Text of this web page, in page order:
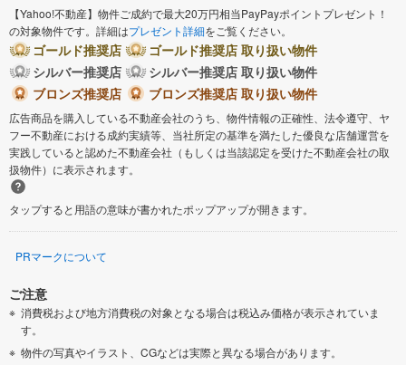
【Yahoo!不動産】物件ご成約で最大20万円相当PayPayポイントプレゼント！
の対象物件です。詳細はプレゼント詳細をご覧ください。
ゴールド推奨店
ゴールド推奨店 取り扱い物件
シルバー推奨店
シルバー推奨店 取り扱い物件
ブロンズ推奨店
ブロンズ推奨店 取り扱い物件
広告商品を購入している不動産会社のうち、物件情報の正確性、法令遵守、ヤ
フー不動産における成約実績等、当社所定の基準を満たした優良な店舗運営を
実践していると認めた不動産会社（もしくは当該認定を受けた不動産会社の取
扱物件）に表示されます。
タップすると用語の意味が書かれたポップアップが開きます。
PRマークについて
ご注意
消費税および地方消費税の対象となる場合は税込み価格が表示されていま
す。
物件の写真やイラスト、CGなどは実際と異なる場合があります。